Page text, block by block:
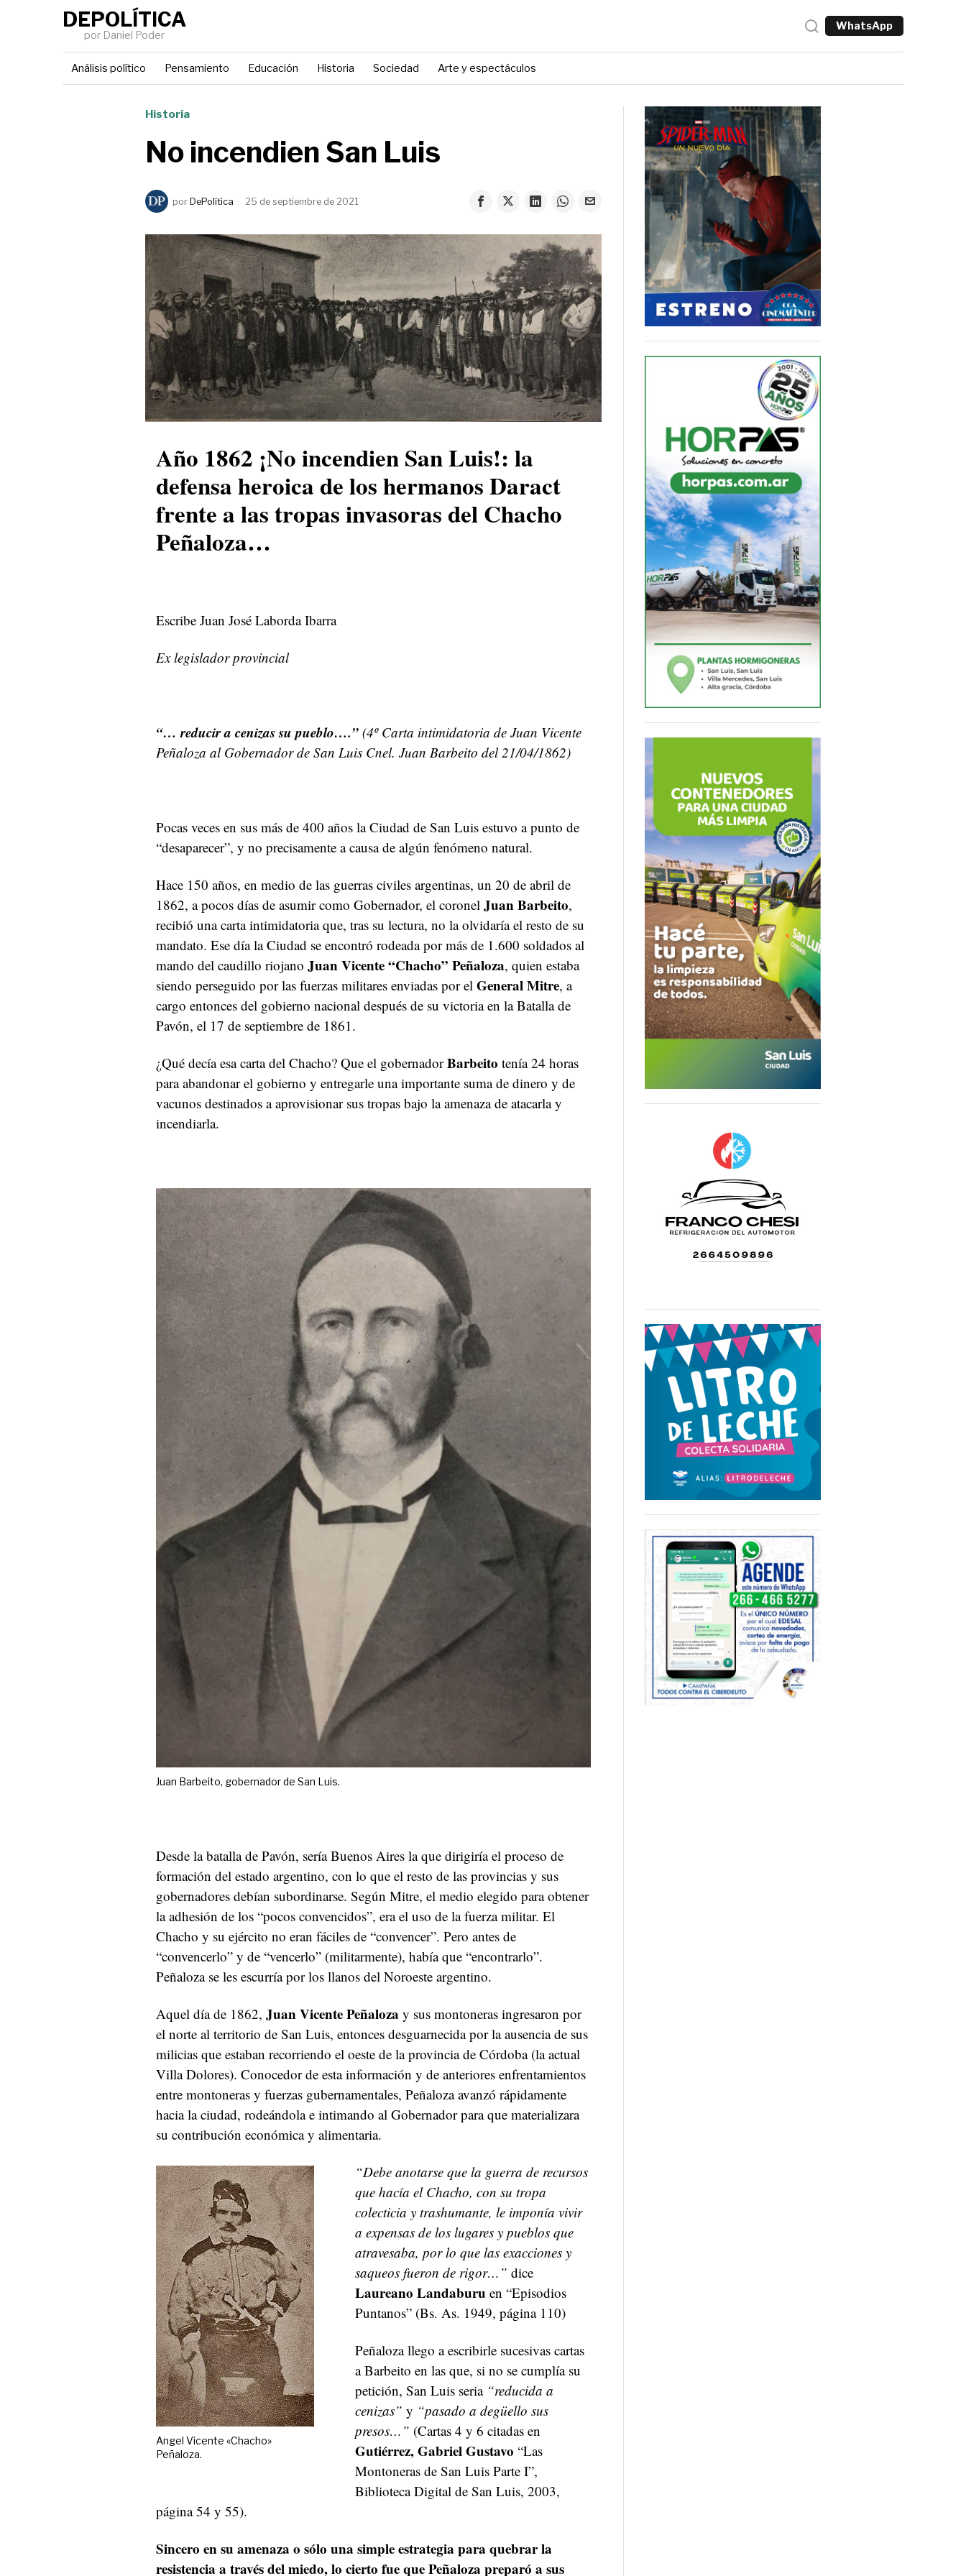
DEPOLÍTICA
por Daniel Poder
WhatsApp
Análisis político Pensamiento Educación Historia Sociedad Arte y espectáculos
Historia
No incendien San Luis
por DePolítica 25 de septiembre de 2021
Año 1862 ¡No incendien San Luis!: la
defensa heroica de los hermanos Daract
frente a las tropas invasoras del Chacho
Peñaloza…
Escribe Juan José Laborda Ibarra
Ex legislador provincial
“… reducir a cenizas su pueblo….” (4º Carta intimidatoria de Juan Vicente
Peñaloza al Gobernador de San Luis Cnel. Juan Barbeito del 21/04/1862)
Pocas veces en sus más de 400 años la Ciudad de San Luis estuvo a punto de
“desaparecer”, y no precisamente a causa de algún fenómeno natural.
Hace 150 años, en medio de las guerras civiles argentinas, un 20 de abril de
1862, a pocos días de asumir como Gobernador, el coronel Juan Barbeito,
recibió una carta intimidatoria que, tras su lectura, no la olvidaría el resto de su
mandato. Ese día la Ciudad se encontró rodeada por más de 1.600 soldados al
mando del caudillo riojano Juan Vicente “Chacho” Peñaloza, quien estaba
siendo perseguido por las fuerzas militares enviadas por el General Mitre, a
cargo entonces del gobierno nacional después de su victoria en la Batalla de
Pavón, el 17 de septiembre de 1861.
¿Qué decía esa carta del Chacho? Que el gobernadorBarbeito tenía 24 horas
para abandonar el gobierno y entregarle una importante suma de dinero y de
vacunos destinados a aprovisionar sus tropas bajo la amenaza de atacarla y
incendiarla.
Juan Barbeito, gobernador de San Luis.
Desde la batalla de Pavón, sería Buenos Aires la que dirigiría el proceso de
formación del estado argentino, con lo que el resto de las provincias y sus
gobernadores debían subordinarse. Según Mitre, el medio elegido para obtener
la adhesión de los “pocos convencidos”, era el uso de la fuerza militar. El
Chacho y su ejército no eran fáciles de “convencer”. Pero antes de
“convencerlo” y de “vencerlo” (militarmente), había que “encontrarlo”.
Peñaloza se les escurría por los llanos del Noroeste argentino.
Aquel día de 1862, Juan Vicente Peñaloza y sus montoneras ingresaron por
el norte al territorio de San Luis, entonces desguarnecida por la ausencia de sus
milicias que estaban recorriendo el oeste de la provincia de Córdoba (la actual
Villa Dolores). Conocedor de esta información y de anteriores enfrentamientos
entre montoneras y fuerzas gubernamentales, Peñaloza avanzó rápidamente
hacia la ciudad, rodeándola e intimando al Gobernador para que materializara
su contribución económica y alimentaria.
Angel Vicente «Chacho»
Peñaloza.
“Debe anotarse que la guerra de recursos
que hacía el Chacho, con su tropa
colecticia y trashumante, le imponía vivir
a expensas de los lugares y pueblos que
atravesaba, por lo que las exacciones y
saqueos fueron de rigor…” dice
Laureano Landaburu en “Episodios
Puntanos” (Bs. As. 1949, página 110)
Peñaloza llego a escribirle sucesivas cartas
a Barbeito en las que, si no se cumplía su
petición, San Luis seria “reducida a
cenizas” y “pasado a degüello sus
presos…” (Cartas 4 y 6 citadas en
Gutiérrez, Gabriel Gustavo “Las
Montoneras de San Luis Parte I”,
Biblioteca Digital de San Luis, 2003,
página 54 y 55).
Sincero en su amenaza o sólo una simple estrategia para quebrar la
resistencia a través del miedo, lo cierto fue que Peñaloza preparó a sus